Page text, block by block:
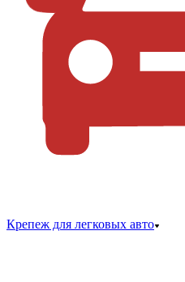
Крепеж для легковых авто